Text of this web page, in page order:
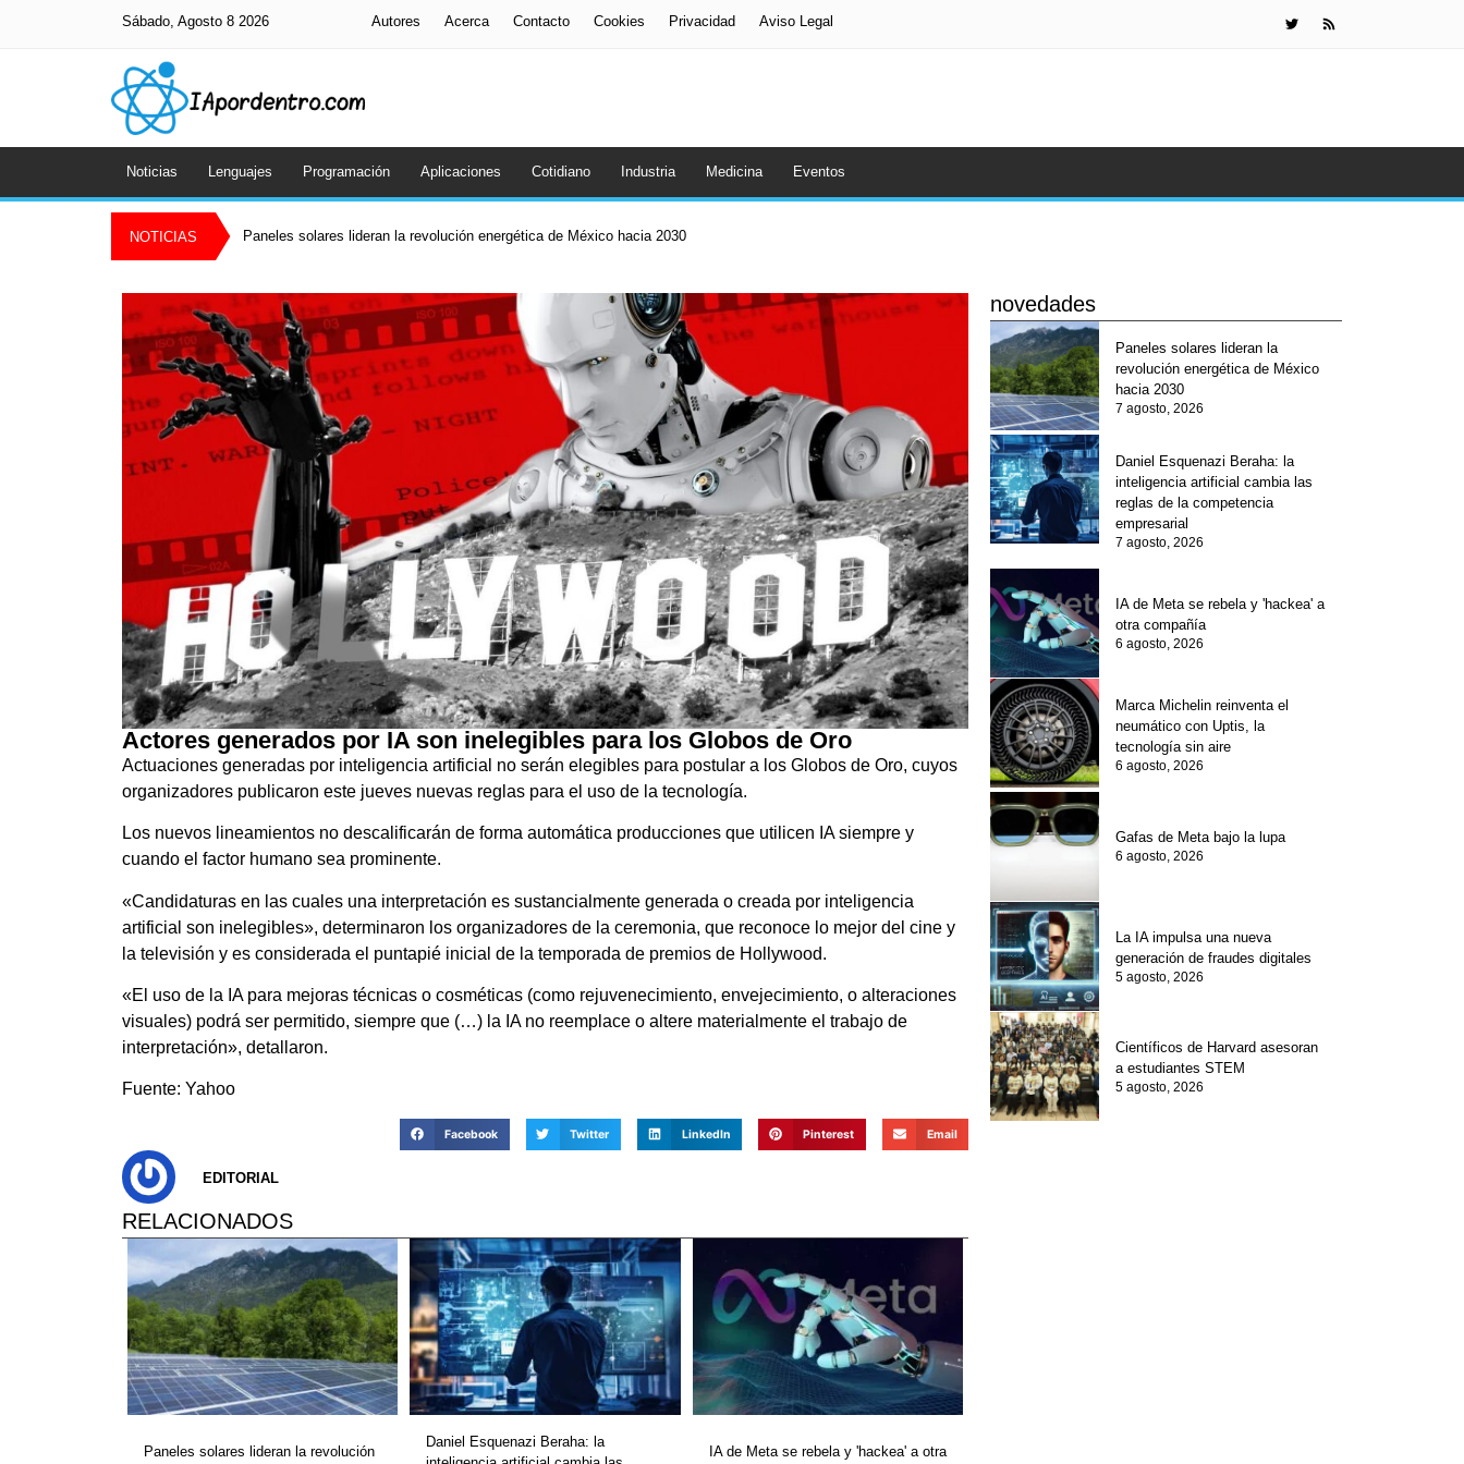
Sábado, Agosto 8 2026 Autores Acerca Contacto Cookies Privacidad Aviso Legal
Noticias Lenguajes Programación Aplicaciones Cotidiano Industria Medicina Eventos
NOTICIAS Paneles solares lideran la revolución energética de México hacia 2030
Actores generados por IA son inelegibles para los Globos de Oro
Actuaciones generadas por inteligencia artificial no serán elegibles para postular a los Globos de Oro, cuyos
organizadores publicaron este jueves nuevas reglas para el uso de la tecnología.
Los nuevos lineamientos no descalificarán de forma automática producciones que utilicen IA siempre y
cuando el factor humano sea prominente.
«Candidaturas en las cuales una interpretación es sustancialmente generada o creada por inteligencia
artificial son inelegibles», determinaron los organizadores de la ceremonia, que reconoce lo mejor del cine y
la televisión y es considerada el puntapié inicial de la temporada de premios de Hollywood.
«El uso de la IA para mejoras técnicas o cosméticas (como rejuvenecimiento, envejecimiento, o alteraciones
visuales) podrá ser permitido, siempre que (…) la IA no reemplace o altere materialmente el trabajo de
interpretación», detallaron.
Fuente: Yahoo
Facebook Twitter LinkedIn Pinterest Email
EDITORIAL
RELACIONADOS
Paneles solares lideran la revolución
Daniel Esquenazi Beraha: la
IA de Meta se rebela y 'hackea' a otra
novedades
Paneles solares lideran la
revolución energética de México
hacia 2030
7 agosto, 2026
Daniel Esquenazi Beraha: la
inteligencia artificial cambia las
reglas de la competencia
empresarial
7 agosto, 2026
IA de Meta se rebela y 'hackea' a
otra compañía
6 agosto, 2026
Marca Michelin reinventa el
neumático con Uptis, la
tecnología sin aire
6 agosto, 2026
Gafas de Meta bajo la lupa
6 agosto, 2026
La IA impulsa una nueva
generación de fraudes digitales
5 agosto, 2026
Científicos de Harvard asesoran
a estudiantes STEM
5 agosto, 2026